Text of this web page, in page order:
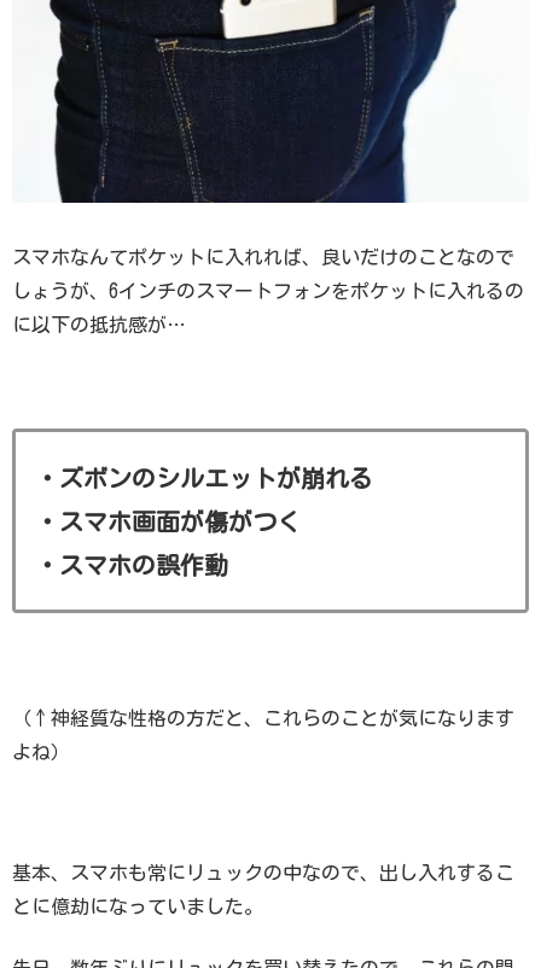
スマホなんてポケットに入れれば、良いだけのことなので
しょうが、6インチのスマートフォンをポケットに入れるの
に以下の抵抗感が…
・ズボンのシルエットが崩れる
・スマホ画面が傷がつく
・スマホの誤作動
（↑神経質な性格の方だと、これらのことが気になります
よね）
基本、スマホも常にリュックの中なので、出し入れするこ
とに億劫になっていました。